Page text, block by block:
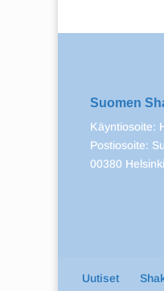
Suomen
Käyntiosoite:
Postiosoite:
00380 Helsinki
Uutiset